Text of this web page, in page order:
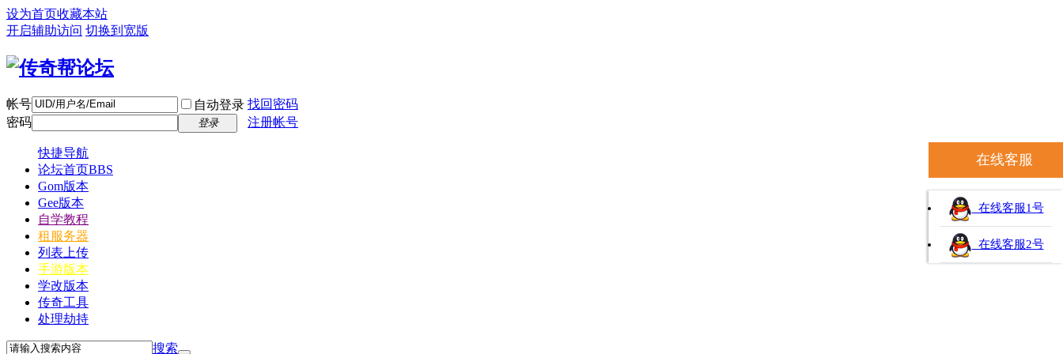
设为首页收藏本站
开启辅助访问 切换到宽版
帐号 自动登录 找回密码
密码
登录 注册帐号
快捷导航
论坛首页BBS
Gom版本
Gee版本
自学教程
租服务器
列表上传
手游版本
学改版本
传奇工具
处理劫持
搜索
在线客服
在线客服1号
在线客服2号